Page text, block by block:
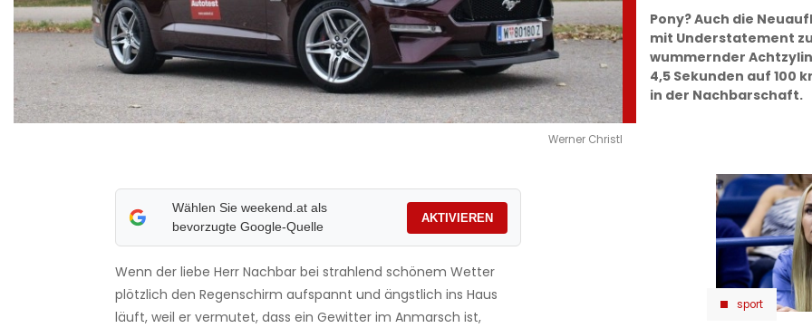
Werner Christl
Pony? Auch die
mit Understatement
wummernder
4,5 Sekunden auf 100
in der Nachbarschaft.
Wählen Sie weekend.at als
bevorzugte Google-Quelle
AKTIVIEREN
Wenn der liebe Herr Nachbar bei strahlend schönem Wetter
plötzlich den Regenschirm aufspannt und ängstlich ins Haus
läuft, weil er vermutet, dass ein Gewitter im Anmarsch ist,
sport